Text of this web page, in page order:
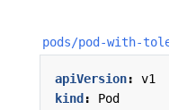
pods/pod-with-
apiVersion:
v1
kind :
Pod